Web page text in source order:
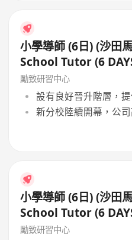
小學導師 (6日) (沙田
School Tutor (6
Shatin)
勵致研習中心
設有良好晉升階層，
新分校陸續開幕，公
小學導師 (6日) (沙田
School Tutor (6
Shatin)
勵致研習中心